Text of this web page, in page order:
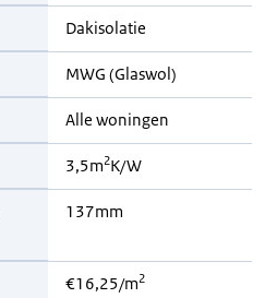
Dakisolatie
MWG (Glaswol)
Alle woningen
3,5m2K/W
137mm
€16,25/m2